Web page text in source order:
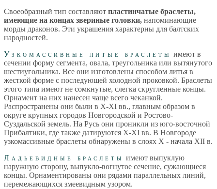
Своеобразный тип составляют пластинчатые браслеты,
имеющие на концах звериные головки, напоминающие
морды драконов. Эти украшения характерны для балтских
народностей.
Узкомассивные литые браслеты имеют в
сечении форму сегмента, овала, треугольника или вытянутого
шестиугольника. Все они изготовлены способом литья в
жесткой форме с последующей холодной проковкой. Браслеты
этого типа имеют не сомкнутые, слегка скругленные концы.
Орнамент на них нанесен чаще всего чеканкой.
Распространены они были в Х-ХI вв., главным образом в
округе крупных городов Новгородской и Ростово-
Суздальской земель. На Русь они проникли из юго-восточной
Прибалтики, где также датируются Х-ХI вв. В Новгороде
узкомассивные браслеты обнаружены в слоях X - начала XII в.
Ладьевидные браслеты имеют выпуклую
наружную сторону, выпукло-вогнутое сечение, сужающиеся
концы. Орнаментированы они рядами параллельных линий,
перемежающихся змеевидным узором.